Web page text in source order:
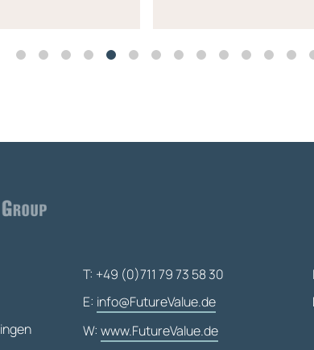
T: +49 (0)711 79 73 58 30
E: info@FutureValue.de
W: www.FutureValue.de